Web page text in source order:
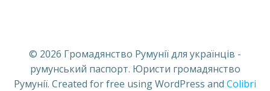
© 2026 Громадянство Румунії для українців -
румунський паспорт. Юристи громадянство
Румунії. Created for free using WordPress and Colibri